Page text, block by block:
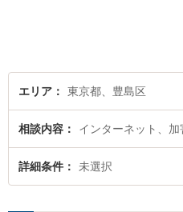
エリア 東京都、豊島区
相談内容 インターネット、加
詳細条件 未選択